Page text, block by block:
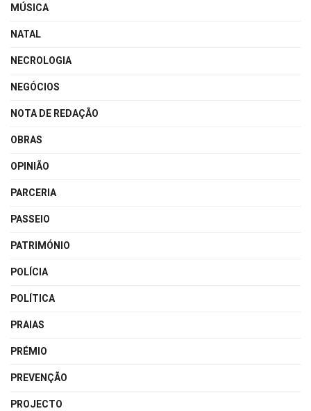
MÚSICA
NATAL
NECROLOGIA
NEGÓCIOS
NOTA DE REDAÇÃO
OBRAS
OPINIÃO
PARCERIA
PASSEIO
PATRIMÓNIO
POLÍCIA
POLÍTICA
PRAIAS
PRÉMIO
PREVENÇÃO
PROJECTO